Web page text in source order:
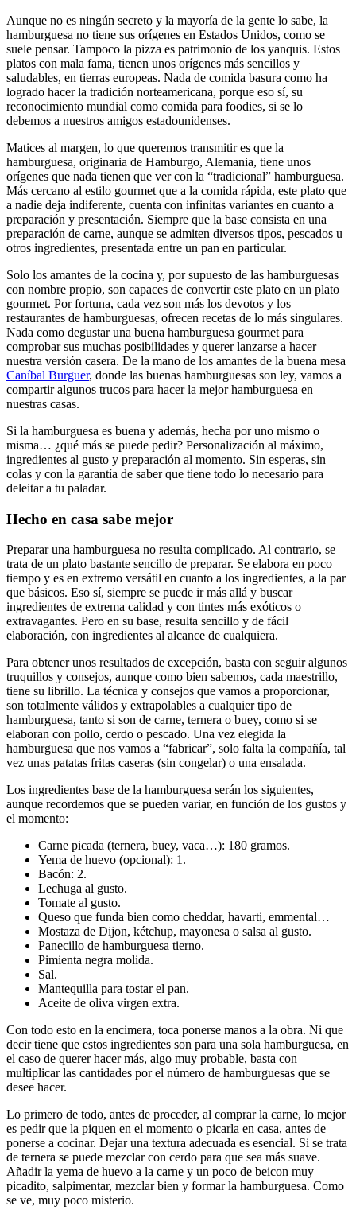
Aunque no es ningún secreto y la mayoría de la gente lo sabe, la
hamburguesa no tiene sus orígenes en Estados Unidos, como se
suele pensar. Tampoco la pizza es patrimonio de los yanquis. Estos
platos con mala fama, tienen unos orígenes más sencillos y
saludables, en tierras europeas. Nada de comida basura como ha
logrado hacer la tradición norteamericana, porque eso sí, su
reconocimiento mundial como comida para foodies, si se lo
debemos a nuestros amigos estadounidenses.
Matices al margen, lo que queremos transmitir es que la
hamburguesa, originaria de Hamburgo, Alemania, tiene unos
orígenes que nada tienen que ver con la “tradicional” hamburguesa.
Más cercano al estilo gourmet que a la comida rápida, este plato que
a nadie deja indiferente, cuenta con infinitas variantes en cuanto a
preparación y presentación. Siempre que la base consista en una
preparación de carne, aunque se admiten diversos tipos, pescados u
otros ingredientes, presentada entre un pan en particular.
Solo los amantes de la cocina y, por supuesto de las hamburguesas
con nombre propio, son capaces de convertir este plato en un plato
gourmet. Por fortuna, cada vez son más los devotos y los
restaurantes de hamburguesas, ofrecen recetas de lo más singulares.
Nada como degustar una buena hamburguesa gourmet para
comprobar sus muchas posibilidades y querer lanzarse a hacer
nuestra versión casera. De la mano de los amantes de la buena mesa
Caníbal Burguer, donde las buenas hamburguesas son ley, vamos a
compartir algunos trucos para hacer la mejor hamburguesa en
nuestras casas.
Si la hamburguesa es buena y además, hecha por uno mismo o
misma… ¿qué más se puede pedir? Personalización al máximo,
ingredientes al gusto y preparación al momento. Sin esperas, sin
colas y con la garantía de saber que tiene todo lo necesario para
deleitar a tu paladar.
Hecho en casa sabe mejor
Preparar una hamburguesa no resulta complicado. Al contrario, se
trata de un plato bastante sencillo de preparar. Se elabora en poco
tiempo y es en extremo versátil en cuanto a los ingredientes, a la par
que básicos. Eso sí, siempre se puede ir más allá y buscar
ingredientes de extrema calidad y con tintes más exóticos o
extravagantes. Pero en su base, resulta sencillo y de fácil
elaboración, con ingredientes al alcance de cualquiera.
Para obtener unos resultados de excepción, basta con seguir algunos
truquillos y consejos, aunque como bien sabemos, cada maestrillo,
tiene su librillo. La técnica y consejos que vamos a proporcionar,
son totalmente válidos y extrapolables a cualquier tipo de
hamburguesa, tanto si son de carne, ternera o buey, como si se
elaboran con pollo, cerdo o pescado. Una vez elegida la
hamburguesa que nos vamos a “fabricar”, solo falta la compañía, tal
vez unas patatas fritas caseras (sin congelar) o una ensalada.
Los ingredientes base de la hamburguesa serán los siguientes,
aunque recordemos que se pueden variar, en función de los gustos y
el momento:
Carne picada (ternera, buey, vaca…): 180 gramos.
Yema de huevo (opcional): 1.
Bacón: 2.
Lechuga al gusto.
Tomate al gusto.
Queso que funda bien como cheddar, havarti, emmental…
Mostaza de Dijon, kétchup, mayonesa o salsa al gusto.
Panecillo de hamburguesa tierno.
Pimienta negra molida.
Sal.
Mantequilla para tostar el pan.
Aceite de oliva virgen extra.
Con todo esto en la encimera, toca ponerse manos a la obra. Ni que
decir tiene que estos ingredientes son para una sola hamburguesa, en
el caso de querer hacer más, algo muy probable, basta con
multiplicar las cantidades por el número de hamburguesas que se
desee hacer.
Lo primero de todo, antes de proceder, al comprar la carne, lo mejor
es pedir que la piquen en el momento o picarla en casa, antes de
ponerse a cocinar. Dejar una textura adecuada es esencial. Si se trata
de ternera se puede mezclar con cerdo para que sea más suave.
Añadir la yema de huevo a la carne y un poco de beicon muy
picadito, salpimentar, mezclar bien y formar la hamburguesa. Como
se ve, muy poco misterio.